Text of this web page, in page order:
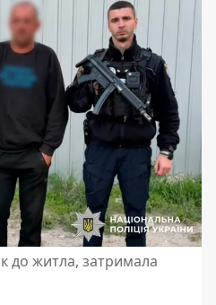
до житла, затримала